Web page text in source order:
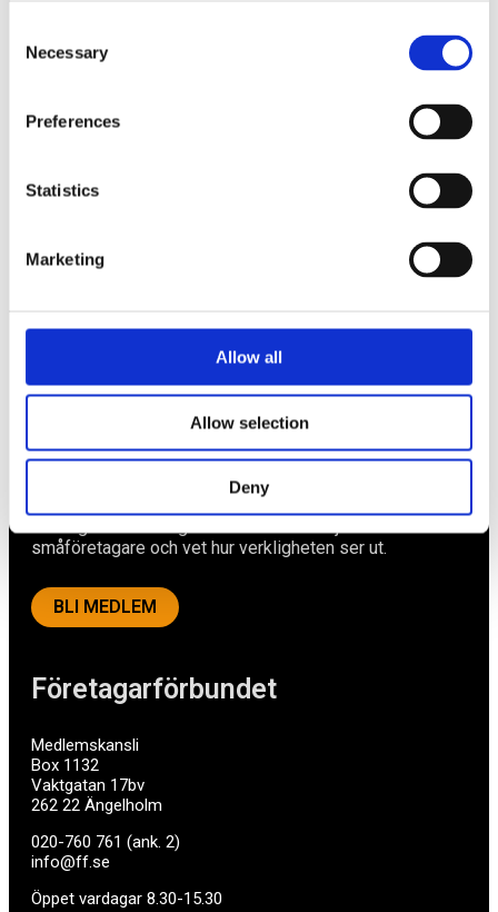
Selection
Necessary
Preferences
Statistics
Marketing
Allow all
Allow selection
Deny
Företagarförbundet
Medlemskansli
Box 1132
Vaktgatan 17bv
262 22 Ängelholm
020-760 761 (ank. 2)
info@ff.se
Öppet vardagar 8.30-15.30
Av småföretagare, för småföretagare
medlemstjänster och förmåner. Din egen
inköpsavdelning, rådgivning, försäkringspaket och
småföretagare och vet hur verkligheten ser ut.
BLI MEDLEM
Näringspolitik
Rådgivning
Nyheter